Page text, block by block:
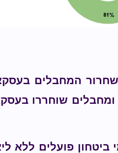
המחבלים
ברזל"] 993 רבי מרצחים
ביטחון פועלים ללא